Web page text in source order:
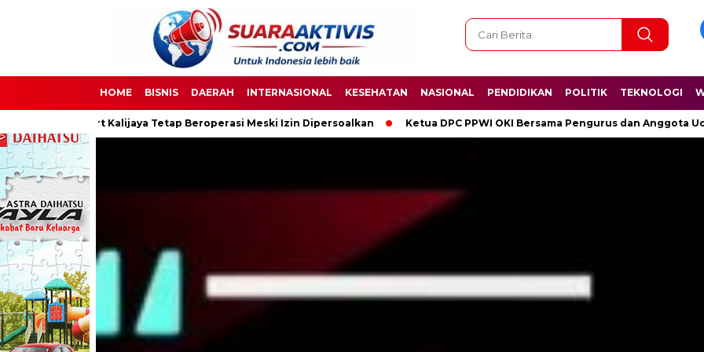
HOME BISNIS DAERAH INTERNASIONAL KESEHATAN NASIONAL PENDIDIKAN POLITIK TEKNOLOGI
Tetap Beroperasi Meski Izin Dipersoalkan Ketua DPC PPWI OKI Bersama Pengurus dan Anggota Ucapkan Selamat Hari